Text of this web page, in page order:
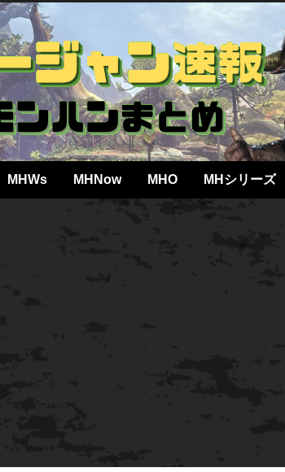
MHWs MHNow MHO MHシリーズ